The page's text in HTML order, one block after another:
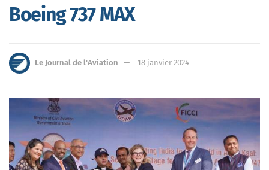
Boeing 737 MAX
Le Journal de l'Aviation 18 janvier 2024